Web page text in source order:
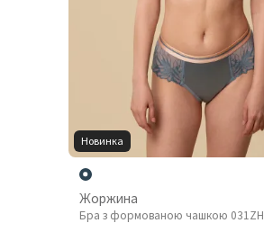
Новинка
Жоржина
Бра з формованою чашкою 031ZH